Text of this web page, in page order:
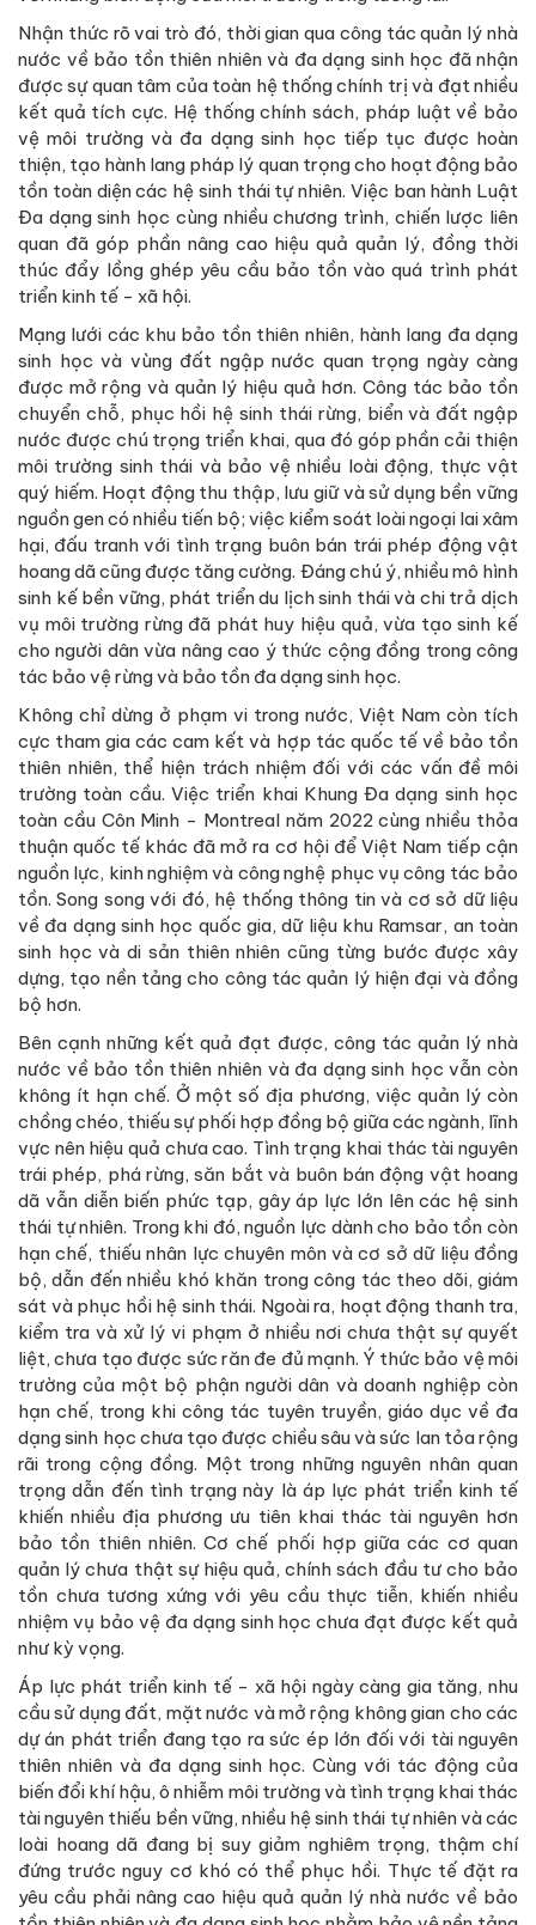
Nhận thức rõ vai trò đó, thời gian qua công tác quản lý nhà
nước về bảo tồn thiên nhiên và đa dạng sinh học đã nhận
được sự quan tâm của toàn hệ thống chính trị và đạt nhiều
kết quả tích cực. Hệ thống chính sách, pháp luật về bảo
vệ môi trường và đa dạng sinh học tiếp tục được hoàn
thiện, tạo hành lang pháp lý quan trọng cho hoạt động bảo
tồn toàn diện các hệ sinh thái tự nhiên. Việc ban hành Luật
Đa dạng sinh học cùng nhiều chương trình, chiến lược liên
quan đã góp phần nâng cao hiệu quả quản lý, đồng thời
thúc đẩy lồng ghép yêu cầu bảo tồn vào quá trình phát
triển kinh tế - xã hội.
Mạng lưới các khu bảo tồn thiên nhiên, hành lang đa dạng
sinh học và vùng đất ngập nước quan trọng ngày càng
được mở rộng và quản lý hiệu quả hơn. Công tác bảo tồn
chuyển chỗ, phục hồi hệ sinh thái rừng, biển và đất ngập
nước được chú trọng triển khai, qua đó góp phần cải thiện
môi trường sinh thái và bảo vệ nhiều loài động, thực vật
quý hiếm. Hoạt động thu thập, lưu giữ và sử dụng bền vững
nguồn gen có nhiều tiến bộ; việc kiểm soát loài ngoại lai xâm
hại, đấu tranh với tình trạng buôn bán trái phép động vật
hoang dã cũng được tăng cường. Đáng chú ý, nhiều mô hình
sinh kế bền vững, phát triển du lịch sinh thái và chi trả dịch
vụ môi trường rừng đã phát huy hiệu quả, vừa tạo sinh kế
cho người dân vừa nâng cao ý thức cộng đồng trong công
tác bảo vệ rừng và bảo tồn đa dạng sinh học.
Không chỉ dừng ở phạm vi trong nước, Việt Nam còn tích
cực tham gia các cam kết và hợp tác quốc tế về bảo tồn
thiên nhiên, thể hiện trách nhiệm đối với các vấn đề môi
trường toàn cầu. Việc triển khai Khung Đa dạng sinh học
toàn cầu Côn Minh - Montreal năm 2022 cùng nhiều thỏa
thuận quốc tế khác đã mở ra cơ hội để Việt Nam tiếp cận
nguồn lực, kinh nghiệm và công nghệ phục vụ công tác bảo
tồn. Song song với đó, hệ thống thông tin và cơ sở dữ liệu
về đa dạng sinh học quốc gia, dữ liệu khu Ramsar, an toàn
sinh học và di sản thiên nhiên cũng từng bước được xây
dựng, tạo nền tảng cho công tác quản lý hiện đại và đồng
bộ hơn.
Bên cạnh những kết quả đạt được, công tác quản lý nhà
nước về bảo tồn thiên nhiên và đa dạng sinh học vẫn còn
không ít hạn chế. Ở một số địa phương, việc quản lý còn
chồng chéo, thiếu sự phối hợp đồng bộ giữa các ngành, lĩnh
vực nên hiệu quả chưa cao. Tình trạng khai thác tài nguyên
trái phép, phá rừng, săn bắt và buôn bán động vật hoang
dã vẫn diễn biến phức tạp, gây áp lực lớn lên các hệ sinh
thái tự nhiên. Trong khi đó, nguồn lực dành cho bảo tồn còn
hạn chế, thiếu nhân lực chuyên môn và cơ sở dữ liệu đồng
bộ, dẫn đến nhiều khó khăn trong công tác theo dõi, giám
sát và phục hồi hệ sinh thái. Ngoài ra, hoạt động thanh tra,
kiểm tra và xử lý vi phạm ở nhiều nơi chưa thật sự quyết
liệt, chưa tạo được sức răn đe đủ mạnh. Ý thức bảo vệ môi
trường của một bộ phận người dân và doanh nghiệp còn
hạn chế, trong khi công tác tuyên truyền, giáo dục về đa
dạng sinh học chưa tạo được chiều sâu và sức lan tỏa rộng
rãi trong cộng đồng. Một trong những nguyên nhân quan
trọng dẫn đến tình trạng này là áp lực phát triển kinh tế
khiến nhiều địa phương ưu tiên khai thác tài nguyên hơn
bảo tồn thiên nhiên. Cơ chế phối hợp giữa các cơ quan
quản lý chưa thật sự hiệu quả, chính sách đầu tư cho bảo
tồn chưa tương xứng với yêu cầu thực tiễn, khiến nhiều
nhiệm vụ bảo vệ đa dạng sinh học chưa đạt được kết quả
như kỳ vọng.
Áp lực phát triển kinh tế - xã hội ngày càng gia tăng, nhu
cầu sử dụng đất, mặt nước và mở rộng không gian cho các
dự án phát triển đang tạo ra sức ép lớn đối với tài nguyên
thiên nhiên và đa dạng sinh học. Cùng với tác động của
biến đổi khí hậu, ô nhiễm môi trường và tình trạng khai thác
tài nguyên thiếu bền vững, nhiều hệ sinh thái tự nhiên và các
loài hoang dã đang bị suy giảm nghiêm trọng, thậm chí
đứng trước nguy cơ khó có thể phục hồi. Thực tế đặt ra
yêu cầu phải nâng cao hiệu quả quản lý nhà nước về bảo